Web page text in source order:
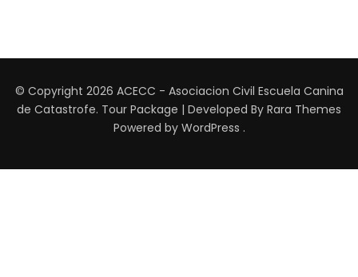
© Copyright 2026 ACECC - Asociacion Civil Escuela Canina
de Catastrofe. Tour Package | Developed By Rara Themes
Powered by WordPress .